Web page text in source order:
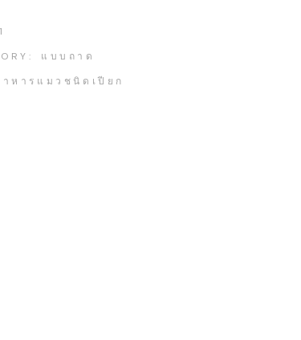
แบบถาด
าหารแมวชนิดเปียก